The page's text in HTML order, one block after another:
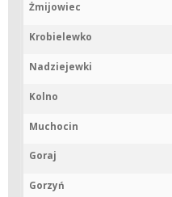
Żmijowiec
Krobielewko
Nadziejewki
Kolno
Muchocin
Goraj
Gorzyń